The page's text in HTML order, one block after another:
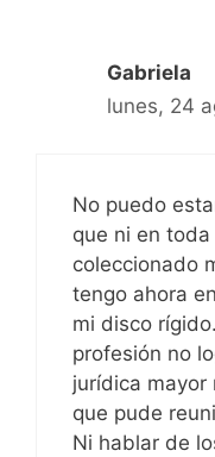
Gabriela
lunes, 24
No puedo
que ni en
coleccionado
tengo ahora
mi disco
profesión no
jurídica mayor
que pude
Ni hablar de